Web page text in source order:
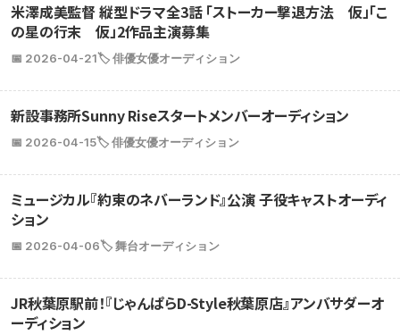
米澤成美監督 縦型ドラマ全3話 「ストーカー撃退方法 仮」「こ
の星の行末 仮」2作品主演募集
📅 2026-04-21🏷️ 俳優女優オーディション
新設事務所Sunny Riseスタートメンバーオーディション
📅 2026-04-15🏷️ 俳優女優オーディション
ミュージカル『約束のネバーランド』公演 子役キャストオーディ
ション
📅 2026-04-06🏷️ 舞台オーディション
JR秋葉原駅前！『じゃんぱらD-Style秋葉原店』アンバサダーオ
ーディション